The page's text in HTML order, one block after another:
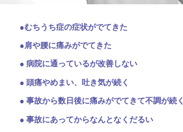
●むちうち症の症状がでてきた
●肩や腰に痛みがでてきた
● 病院に通っているが改善しない
● 頭痛やめまい、吐き気が続く
● 事故から数日後に痛みがでてきて不調が続く
● 事故にあってからなんとなくだるい